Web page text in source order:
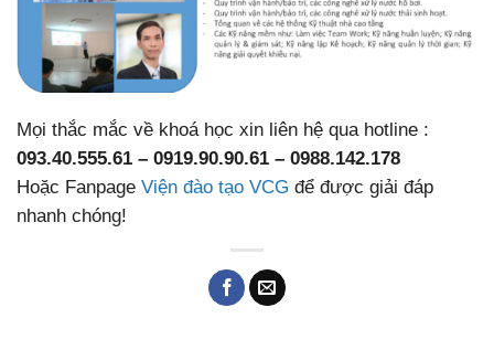
Mọi thắc mắc về khoá học xin liên hệ qua hotline :
093.40.555.61 – 0919.90.90.61 – 0988.142.178
Hoặc Fanpage Viện đào tạo VCG để được giải đáp
nhanh chóng!